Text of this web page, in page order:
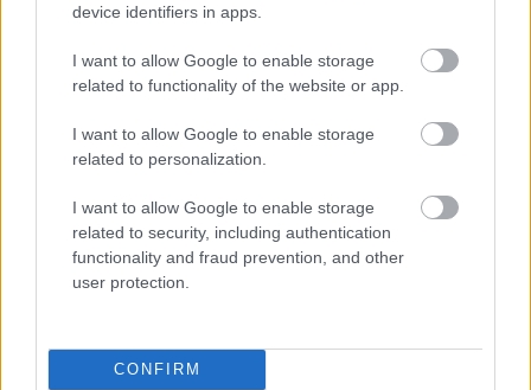
device identifiers in apps.
I want to allow Google to enable storage
related to functionality of the website or app.
I want to allow Google to enable storage
related to personalization.
I want to allow Google to enable storage
related to security, including authentication
functionality and fraud prevention, and other
user protection.
CONFIRM
Νέα τεχνική αποκαλύπτει με ακρίβεια
νανομέτρου τη συμπεριφορά 2D
υλικών